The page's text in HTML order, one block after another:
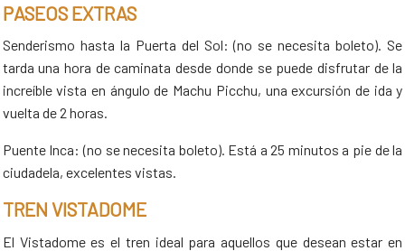
PASEOS EXTRAS
Senderismo hasta la Puerta del Sol: (no se necesita boleto). Se
tarda una hora de caminata desde donde se puede disfrutar de la
increíble vista en ángulo de Machu Picchu, una excursión de ida y
vuelta de 2 horas.
Puente Inca: (no se necesita boleto). Está a 25 minutos a pie de la
ciudadela, excelentes vistas.
TREN VISTADOME
El Vistadome es el tren ideal para aquellos que desean estar en